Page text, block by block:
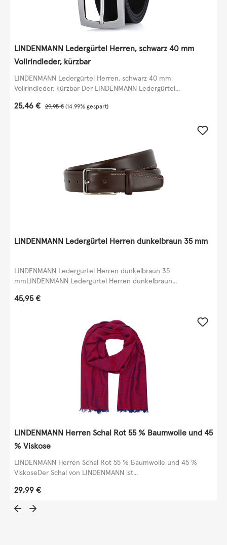
LINDENMANN Ledergürtel Herren, schwarz 40 mm
Vollrindleder, kürzbar
LINDENMANN Ledergürtel Herren, schwarz 40 mm
Vollrindleder, kürzbar Der LINDENMANN Ledergürtel...
Verkaufspreis:
25,46 € Regulärer Preis:
29,95 € (14.99% gespart)
LINDENMANN Ledergürtel Herren dunkelbraun 35 mm
LINDENMANN Ledergürtel Herren dunkelbraun 35
mmLINDENMANN Ledergürtel Herren dunkelbraun...
Regulärer Preis:
45,95 €
LINDENMANN Herren Schal Rot 55 % Baumwolle und 45
% Viskose
LINDENMANN Herren Schal Rot 55 % Baumwolle und 45 %
ViskoseDer Schal von LINDENMANN ist...
Regulärer Preis:
29,99 €